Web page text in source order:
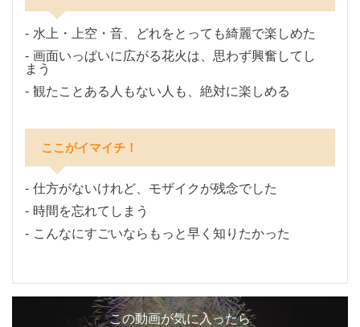
水上・上空・音、どれをとっても綺麗で楽しめた
画面いっぱいに広がる花火は、思わず興奮してし
まう
観たことある人もない人も、絶対に楽しめる
ここがイマイチ！
仕方がないけれど、モザイクが残念でした
時間を忘れてしまう
こんなにすごいならもっと早く知りたかった
この動画が気に入ったら